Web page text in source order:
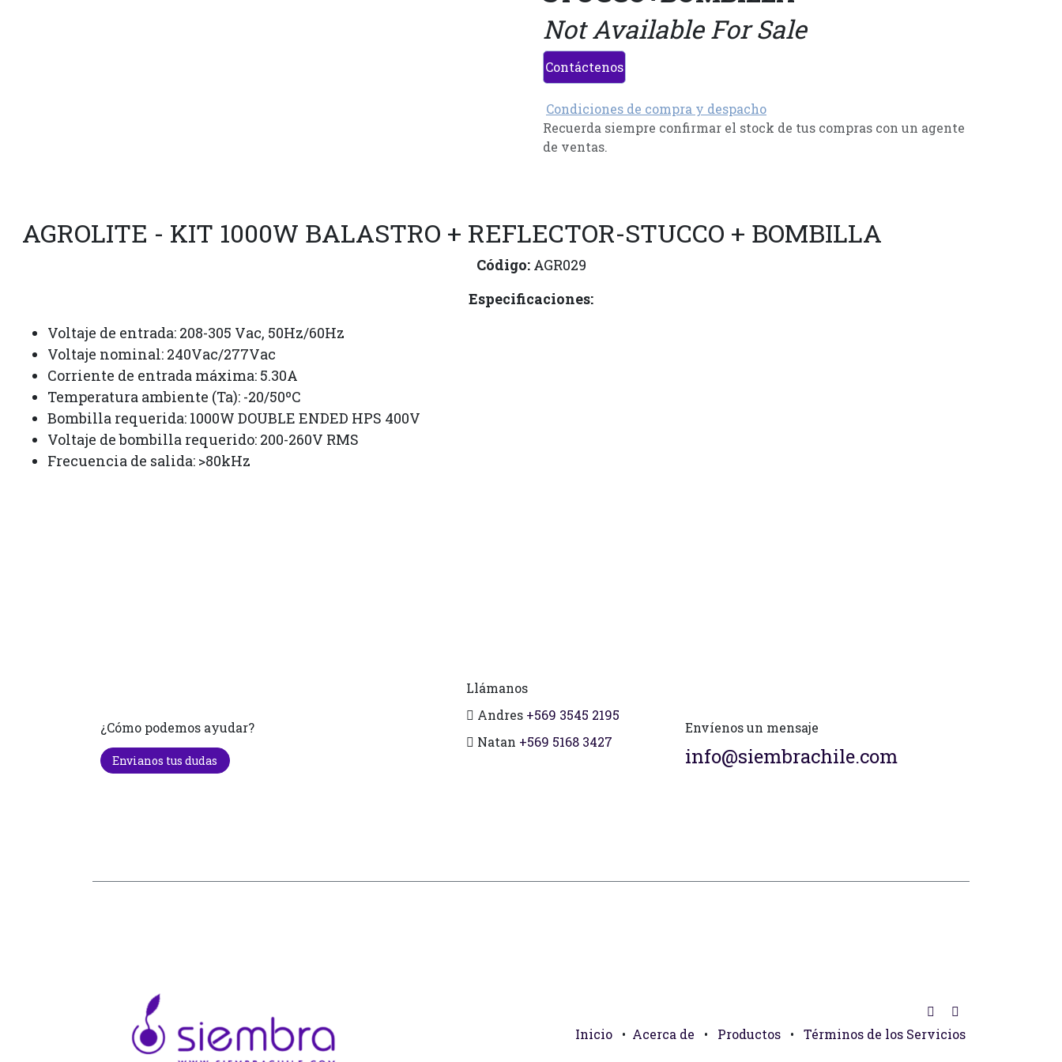
Not Available For Sale
Contáctenos
Condiciones de compra y despacho
Recuerda siempre confirmar el stock de tus compras con un agente
de ventas.
AGROLITE - KIT 1000W BALASTRO + REFLECTOR-STUCCO + BOMBILLA
Código:AGR029
Especificaciones:
Voltaje de entrada: 208-305 Vac, 50Hz/60Hz
Voltaje nominal: 240Vac/277Vac
Corriente de entrada máxima: 5.30A
Temperatura ambiente (Ta): -20/50ºC
Bombilla requerida: 1000W DOUBLE ENDED HPS 400V
Voltaje de bombilla requerido: 200-260V RMS
Frecuencia de salida: >80kHz
¿Cómo podemos ayudar?
Envianos tus dudas
Llámanos
Andres +569 3545 2195
Natan +569 5168 3427
Envíenos un mensaje
info@siembrachile.com
Inicio • Acerca de • Productos • Términos de los Servicios